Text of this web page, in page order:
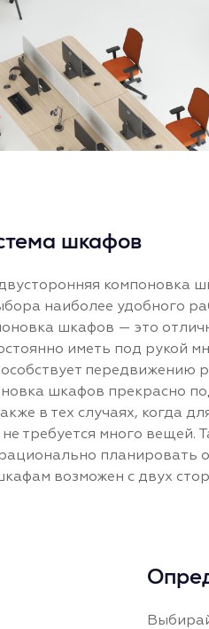
шкафов
компоновка
наиболее удобного
шкафов — это
иметь под рукой
передвижению
шкафов прекрасно
в тех случаях, когда
требуется много вещей.
планировать
возможен с двух